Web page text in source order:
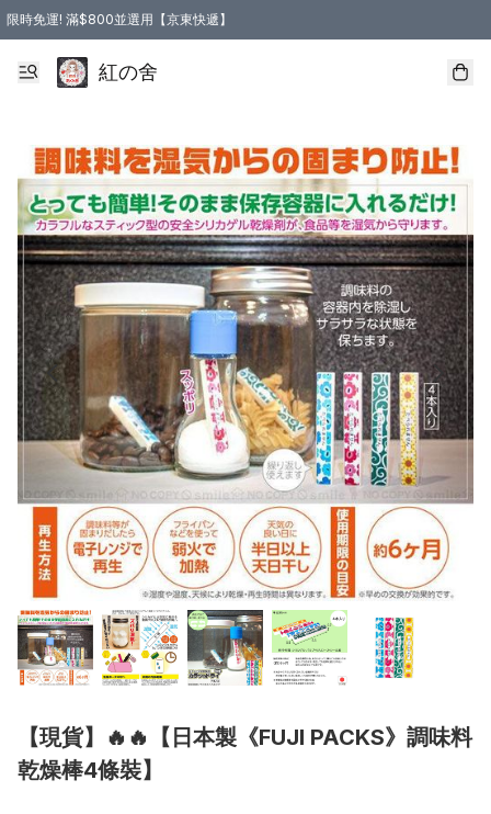
限時免運! 滿$800並選用【京東快遞】
紅の舍
【現貨】🔥🔥【日本製《FUJI PACKS》調味料
乾燥棒4條裝】